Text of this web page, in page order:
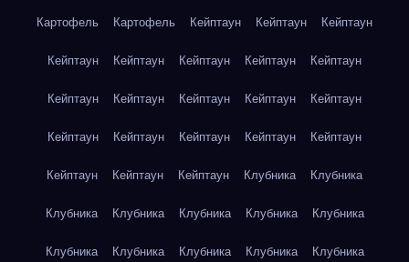
Картофель Картофель Кейптаун Кейптаун Кейптаун
Кейптаун Кейптаун Кейптаун Кейптаун Кейптаун
Кейптаун Кейптаун Кейптаун Кейптаун Кейптаун
Кейптаун Кейптаун Кейптаун Кейптаун Кейптаун
Кейптаун Кейптаун Кейптаун Клубника Клубника
Клубника Клубника Клубника Клубника Клубника
Клубника Клубника Клубника Клубника Клубника